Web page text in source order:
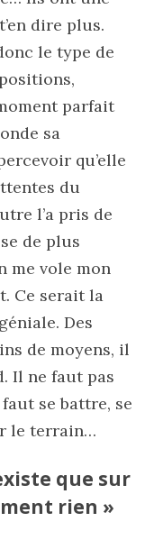
dire plus.
le type de
parfait
sa
qu’elle
du
l’a pris de
de plus
me vole mon
Ce serait la
Des
de moyens, il
Il ne faut pas
se battre, se
le terrain…
que sur
rien »